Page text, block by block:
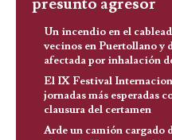
Un incendio en el
vecinos en Puertollano y
afectada por inhalación
El IX Festival
jornadas más esperadas
clausura del certamen
Arde un camión cargado